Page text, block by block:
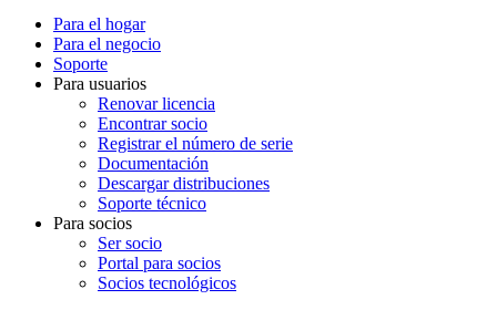
Para el hogar
Para el negocio
Soporte
Para usuarios
Renovar licencia
Encontrar socio
Registrar el número de serie
Documentación
Descargar distribuciones
Soporte técnico
Para socios
Ser socio
Portal para socios
Socios tecnológicos